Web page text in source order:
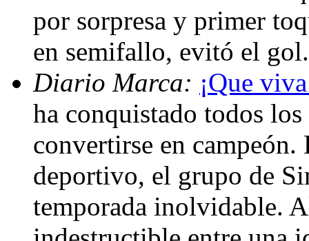
por sorpresa y primer
en semifallo, evitó el
Diario Marca: ¡Que
ha conquistado todos los
convertirse en
deportivo, el grupo de
temporada inolvidable.